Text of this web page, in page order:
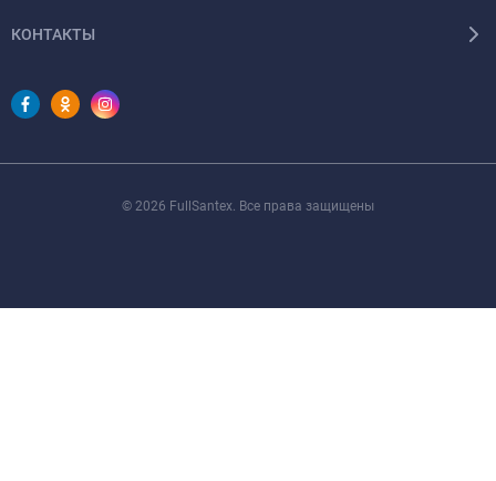
КОНТАКТЫ
© 2026 FullSantex. Все права защищены